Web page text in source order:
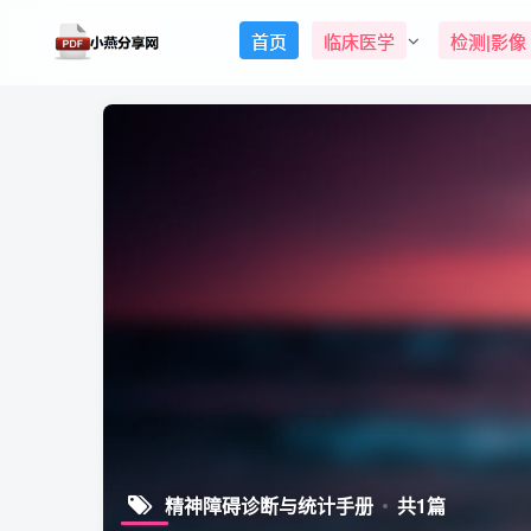
首页 临床医学 检测|影像
精神障碍诊断与统计手册 共1篇